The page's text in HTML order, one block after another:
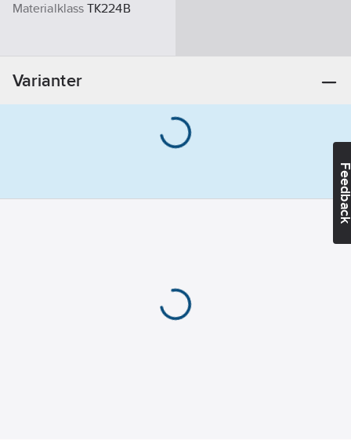
Materialklass TK224B
Varianter